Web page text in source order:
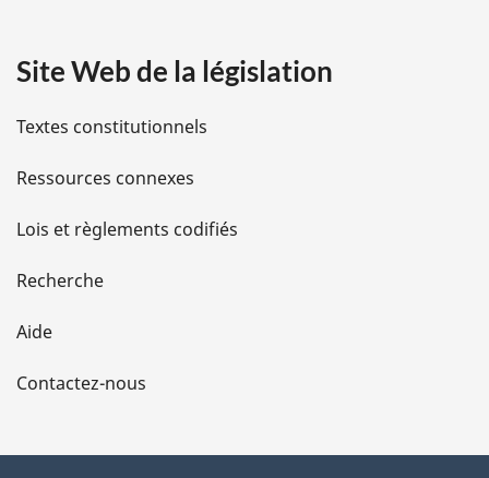
i
l
s
d
e
l
a
Site Web de la législation
Textes constitutionnels
Ressources connexes
Lois et règlements codifiés
Recherche
Aide
Contactez-nous